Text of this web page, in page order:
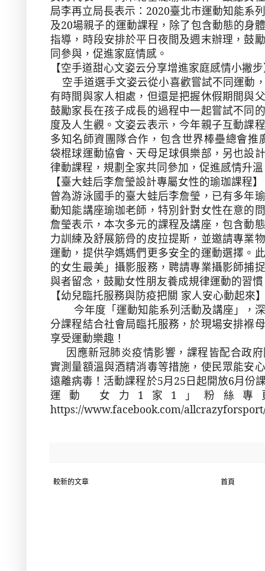
局李再立局長表示： 2020臺北市運動知能系
及20場親子的運動課程，除了包含動態的身
指導，時段安排於平日夜間及週末辦理，鼓
同參與，促進家庭情感。
【空手道甜心文姿云分享增進家庭感情小撇
空手道選手文姿云從小喜歡嘗試不同運動
有時間與家人相處，但還是把握休假期間與
鼓勵家長在孩子成長的過程中一起嘗試不同
度及人生觀。文姿云表示，今年親子互動課
多知名師資團隊合作， 包含世界棒壘總會推
袋棍球運動協會、天母足球俱樂部，另也設
律動課程，規劃全家共同參加，促進感情升
【臺大蛙后李詹瑩設計專屬女性的瑜珈課程】
曾為游泳國手的臺大蛙后李詹瑩，已有多年
動知能講座瑜珈老師，特別針對女性在意的
詹瑩表示，本次多元的課程及講座，包含動
力訓練及舒展筋骨的皮拉提斯，並邀請專業
運動，提供孕媽媽們更多安全的運動選擇。
的女生最美」攝影服務，聘請專業攝影師捕
與者留念，鼓勵女性朋友養成規律運動的習
【幼兒臨托服務與防疫把關 家人安心動起來
今年度「運動知能系列活動及講座」，
分課程結合社會局臨托服務，於現場安排褓
享受運動樂趣！
因應新冠肺炎疫情影響，課程皆配合政
實測量額溫與酒精消毒等措施，使民眾能安
遠離病毒！活動課程於5月25日起開放6月份
運動 女力 1 家 1
」粉絲專
https://www.facebook.com/
較新的文章 首頁